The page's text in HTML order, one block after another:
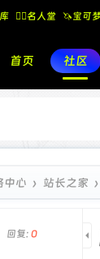
🧚‍♂️名人堂 🦄宝可
首页 社区
中心 › 站长之家 ›
回复: 0